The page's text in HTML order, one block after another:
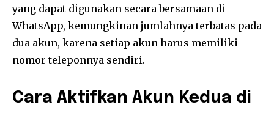
yang dapat digunakan secara bersamaan di
WhatsApp, kemungkinan jumlahnya terbatas pada
dua akun, karena setiap akun harus memiliki
nomor teleponnya sendiri.
Cara Aktifkan Akun Kedua di